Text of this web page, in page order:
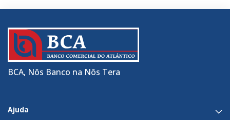
BCA, Nôs Banco na Nôs Tera
Ajuda